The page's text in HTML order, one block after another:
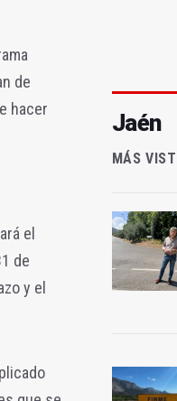
de
hacer
el
de
y el
Jaén
MÁS